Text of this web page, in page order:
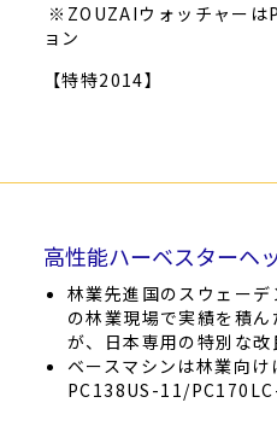
※ZOUZAIウォッチャーは
ョン
【特特2014】
高性能ハーベスターヘ
林業先進国のスウェー
の林業現場で実績を積
が、日本専用の特別な改
ベースマシンは林業向
PC138US-11/